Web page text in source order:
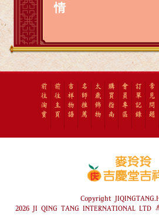
情
前
往
淘
寶
前
往
主
頁
吉
祥
物
語
名
師
推
薦
太
歲
飾
物
購
買
指
南
會
員
專
區
訂
單
記
錄
常
見
問
題
Copyright
2026 JI QING TANG INTERNATIONAL LTD